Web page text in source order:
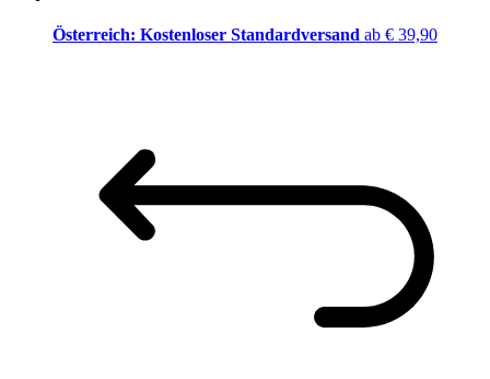
Österreich: Kostenloser Standardversand ab € 39,90